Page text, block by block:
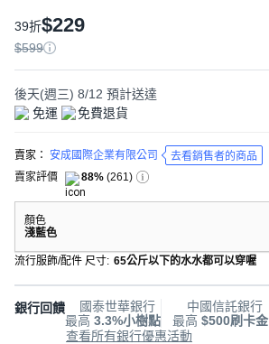
39折$229
$599
後天(週三) 8/12 預計送達
免運
免費退貨
賣家： 安成國際企業有限公司
去看銷售者的商品
賣家評價
88% (261)
顏色
淺藍色
流行服飾/配件 尺寸: 65公斤以下的水水都可以穿喔
銀行回饋
國泰世華銀行
最高 3.3%小樹點
中國信託銀行
最高 $500刷卡金
查看所有銀行優惠活動